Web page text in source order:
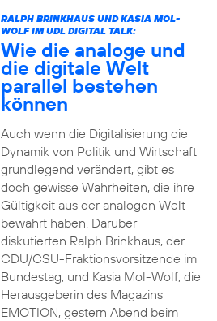
RALPH BRINKHAUS UND KASIA MOL-
WOLF IM UDL DIGITAL TALK:
Wie die analoge und
die digitale Welt
parallel bestehen
können
Auch wenn die Digitalisierung die
Dynamik von Politik und Wirtschaft
grundlegend verändert, gibt es
doch gewisse Wahrheiten, die ihre
Gültigkeit aus der analogen Welt
bewahrt haben. Darüber
diskutierten Ralph Brinkhaus, der
CDU/CSU-Fraktionsvorsitzende im
Bundestag, und Kasia Mol-Wolf, die
Herausgeberin des Magazins
EMOTION, gestern Abend beim